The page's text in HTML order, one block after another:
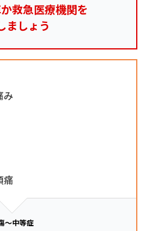
救急医療機関を
ましょう
み
痛
～中等症